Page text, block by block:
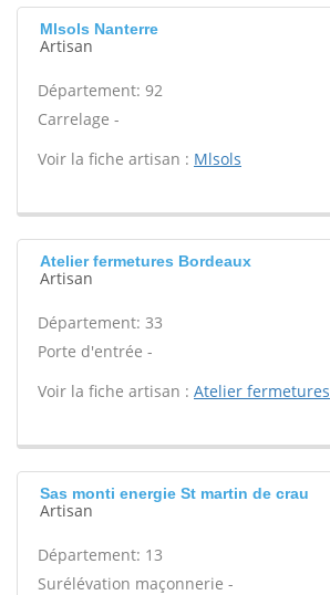
Mlsols Nanterre
Artisan
Département: 92
Carrelage -
Voir la fiche artisan : Mlsols
Atelier fermetures Bordeaux
Artisan
Département: 33
Porte d'entrée -
Voir la fiche artisan : Atelier fermetures
Sas monti energie St martin de crau
Artisan
Département: 13
Surélévation maçonnerie -